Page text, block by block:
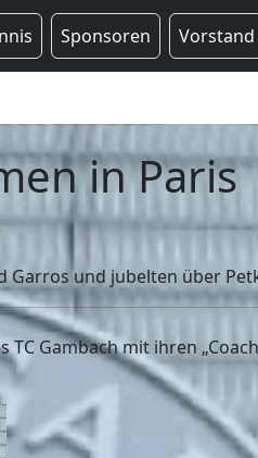
Sponsoren Vorstand
in Paris
Garros und jubelten über
Gambach mit ihren